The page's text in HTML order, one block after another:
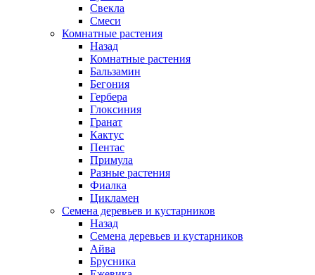
Свекла
Смеси
Комнатные растения
Назад
Комнатные растения
Бальзамин
Бегония
Гербера
Глоксиния
Гранат
Кактус
Пентас
Примула
Разные растения
Фиалка
Цикламен
Семена деревьев и кустарников
Назад
Семена деревьев и кустарников
Айва
Брусника